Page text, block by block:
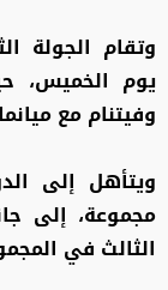
وتقام الجولة
يوم الخميس،
وفيتنام مع
ويتأهل إلى
مجموعة، إلى
الثالث في